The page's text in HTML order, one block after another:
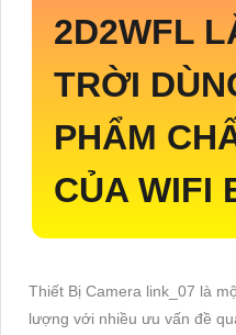
2D2WFL
TRỜI
PHẨM
CỦA WIFI
Thiết Bị Camera link_07 là
lượng với nhiều ưu vấn đề